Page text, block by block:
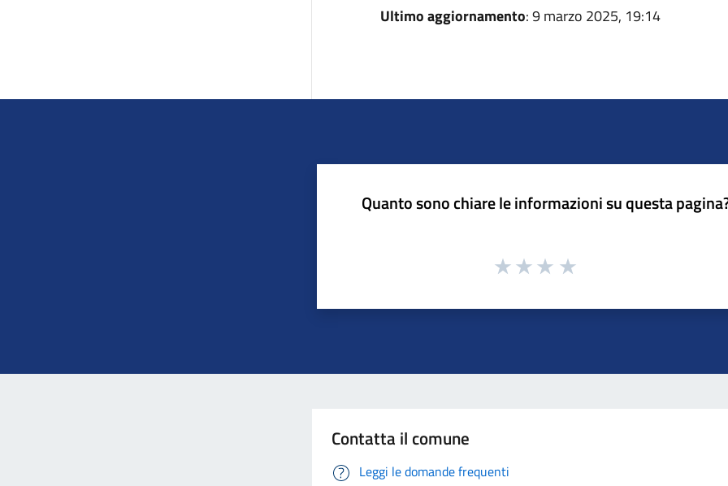
Ultimo aggiornamento: 9 marzo 2025, 19:14
Quanto sono chiare le informazioni su questa
Contatta il comune
Leggi le domande frequenti